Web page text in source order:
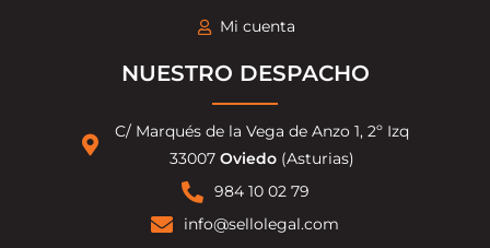
Mi cuenta
NUESTRO DESPACHO
C/ Marqués de la Vega de Anzo 1, 2º Izq
33007 Oviedo(Asturias)
984 10 02 79
info@sellolegal.com